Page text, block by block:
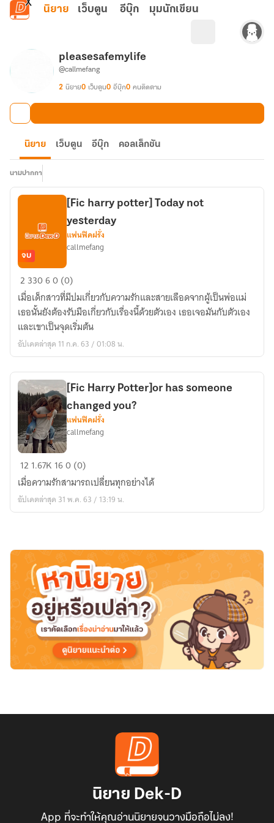
ข้ามไปยังเนื้อหาหลัก
นิยาย เว็บตูน อีบุ๊ก มุมนักเขียน
pleasesafemylife
@callmefang
2 นิยาย0 เว็บตูน0 อีบุ๊ก0 คนติดตาม
นิยาย เว็บตูน อีบุ๊ก คอลเล็กชัน
นามปากกา
[Fic
harry
potter]
Today
not
yesterday
จบ
[Fic harry potter] Today not
yesterday
แฟนฟิคฝรั่ง
callmefang
2 33060 (0)
เมื่อเด็กสาวที่มีปมเกี่ยวกับความรักและสายเลือดจากผู้เป็นพ่อแม่
เธอนั้นยังต้องรับมือเกี่ยวกับเรื่องนี้ด้วยตัวเอง เธอเจอมันกับตัวเอง
และเขาเป็นจุดเริ่มต้น
อัปเดตล่าสุด 11 ก.ค. 63 / 01:08 น.
[Fic
Harry
Potter]​
or
changed
you?
[Fic Harry Potter]​or has someone
changed you?
แฟนฟิคฝรั่ง
callmefang
12 1.67K 160 (0)
เมื่อความรักสามารถเปลื่ยน​ทุกอย่างได้
อัปเดตล่าสุด 31 พ.ค. 63 / 13:19 น.
นิยาย Dek-D
App ที่จะทำให้คุณอ่านนิยายจนวางมือถือไม่ลง!